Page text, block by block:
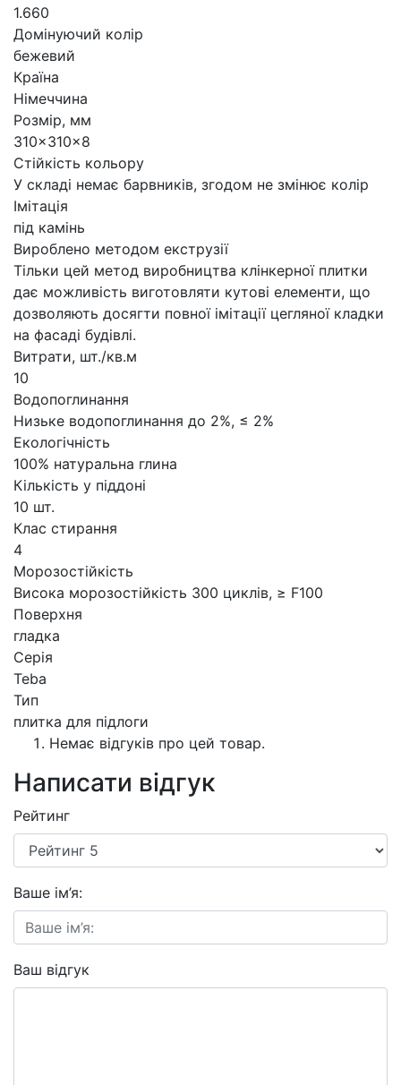
1.660
Домінуючий колір
бежевий
Країна
Німеччина
Розмір, мм
310×310×8
Стійкість кольору
У складі немає барвників, згодом не змінює колір
Імітація
під камінь
Вироблено методом екструзії
Тільки цей метод виробництва клінкерної плитки
дає можливість виготовляти кутові елементи, що
дозволяють досягти повної імітації цегляної кладки
на фасаді будівлі.
Витрати, шт./кв.м
10
Водопоглинання
Низьке водопоглинання до 2%, ≤ 2%
Екологічність
100% натуральна глина
Кількість у піддоні
10 шт.
Клас стирання
4
Морозостійкість
Висока морозостійкість 300 циклів, ≥ F100
Поверхня
гладка
Серія
Teba
Тип
плитка для підлоги
Немає відгуків про цей товар.
Написати відгук
Рейтинг
Ваше ім’я:
Ваш відгук